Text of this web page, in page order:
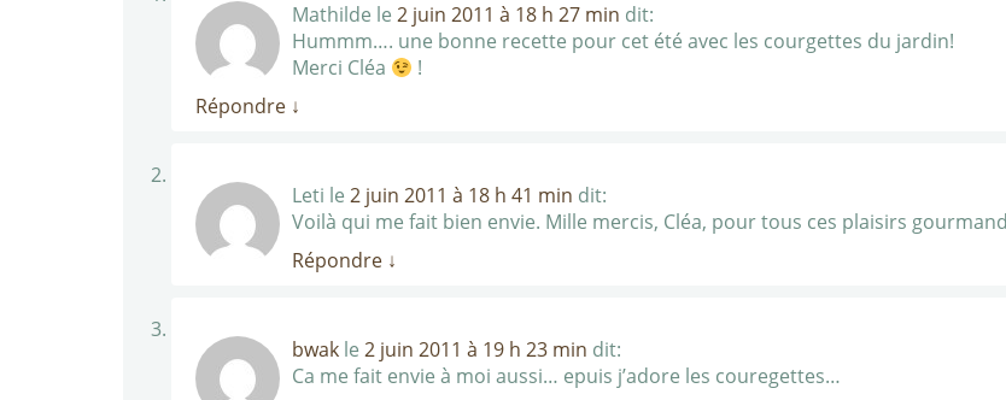
Mathilde le 2 juin 2011 à 18 h 27 min dit:
Hummm…. une bonne recette pour cet été avec les courgettes du jardin!
Merci Cléa
!
Répondre ↓
Leti le 2 juin 2011 à 18 h 41 min dit:
Voilà qui me fait bien envie. Mille mercis, Cléa, pour tous ces plaisirs
Répondre ↓
bwak le 2 juin 2011 à 19 h 23 min dit:
Ca me fait envie à moi aussi… epuis j’adore les couregettes…